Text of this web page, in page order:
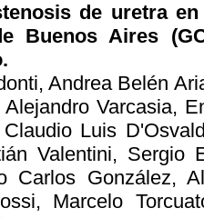
de uretra
Buenos Aires
Andrea Belén
Varcasia,
Luis
Valentini, Sergio
Carlos González,
Marcelo